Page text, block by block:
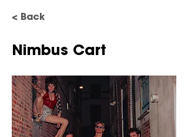
< Back
Nimbus Cart